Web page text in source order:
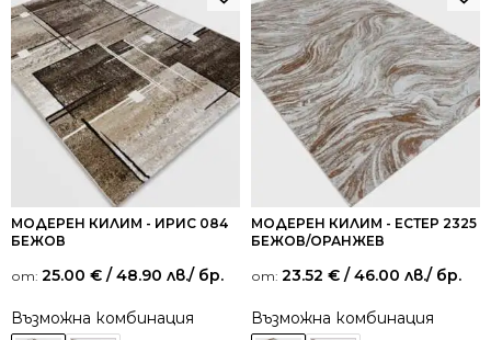
МОДЕРЕН КИЛИМ - ИРИС 084
БЕЖОВ
от: 25.00 € / 48.90 лв./ бр.
Възможна комбинация
МОДЕРЕН КИЛИМ - ЕСТЕР 2325
БЕЖОВ/ОРАНЖЕВ
от: 23.52 € / 46.00 лв./ бр.
Възможна комбинация